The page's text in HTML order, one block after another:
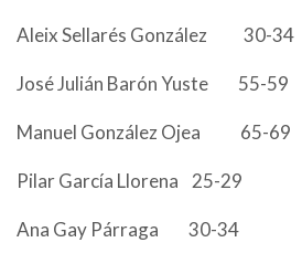
Aleix Sellarés González 30-34
José Julián Barón Yuste 55-59
Manuel González Ojea 65-69
Pilar García Llorena 25-29
Ana Gay Párraga 30-34